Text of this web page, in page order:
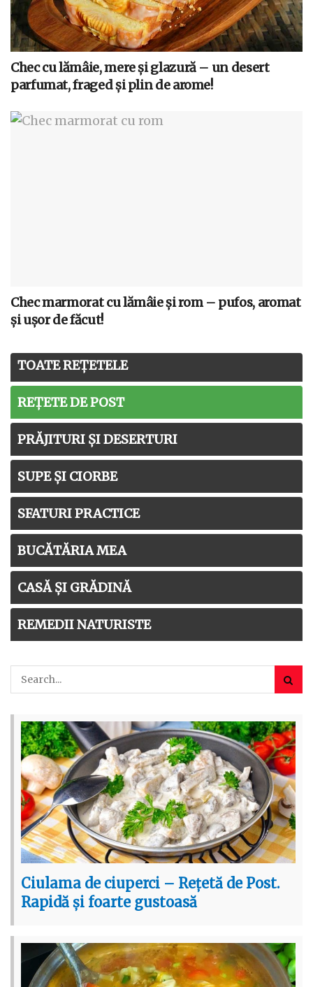
Chec cu lămâie, mere și glazură – un desert
parfumat, fraged și plin de arome!
Chec marmorat cu lămâie și rom – pufos, aromat
și ușor de făcut!
TOATE REȚETELE
REȚETE DE POST
PRĂJITURI ȘI DESERTURI
SUPE ȘI CIORBE
SFATURI PRACTICE
BUCĂTĂRIA MEA
CASĂ ȘI GRĂDINĂ
REMEDII NATURISTE
Ciulama de ciuperci – Rețetă de Post.
Rapidă și foarte gustoasă